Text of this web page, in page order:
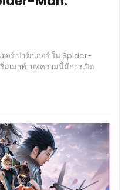
อร์ ปาร์กเกอร์ ใน Spider-
มเมาท์: บทความนี้มีการเปิด